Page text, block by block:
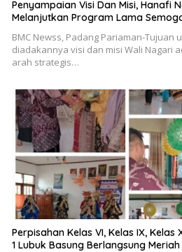
Penyampaian Visi Dan Misi, Hanafi
Melanjutkan Program Lama
BMC Newss, Padang Pariaman-Tujuan
diadakannya visi dan misi Wali Nagari
arah strategis…
Perpisahan Kelas VI, Kelas IX, Kelas
1 Lubuk Basung Berlangsung Meriah